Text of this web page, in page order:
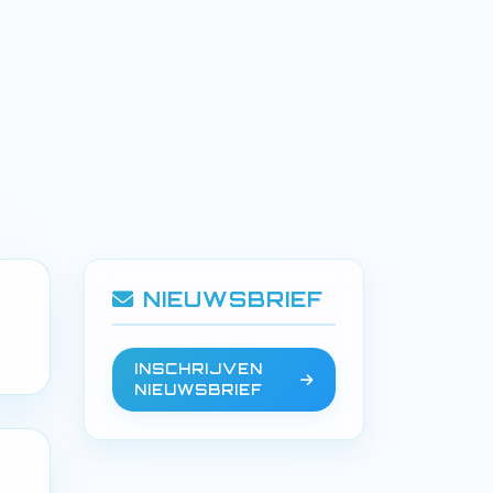
NIEUWSBRIEF
INSCHRIJVEN
NIEUWSBRIEF